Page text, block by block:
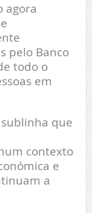
agora
pelo Banco
todo o
em
que
contexto
e
a